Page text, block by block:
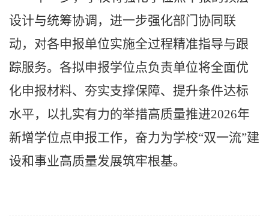
设计与统筹协调，进一步强化部门协同联
动，对各申报单位实施全过程精准指导与跟
踪服务。各拟申报学位点负责单位将全面优
化申报材料、夯实支撑保障、提升条件达标
水平，以扎实有力的举措高质量推进2026年
新增学位点申报工作，奋力为学校“双一流”建
设和事业高质量发展筑牢根基。